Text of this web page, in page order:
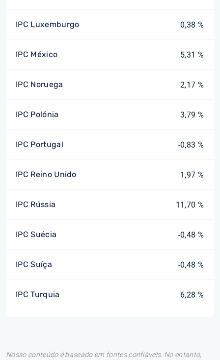
IPC Luxemburgo 0,38 %
IPC México 5,31 %
IPC Noruega 2,17 %
IPC Polónia 3,79 %
IPC Portugal -0,83 %
IPC Reino Unido 1,97 %
IPC Rússia 11,70 %
IPC Suécia -0,48 %
IPC Suíça -0,48 %
IPC Turquia 6,28 %
Nosso conteúdo é baseado em fontes confiáveis. No entanto,